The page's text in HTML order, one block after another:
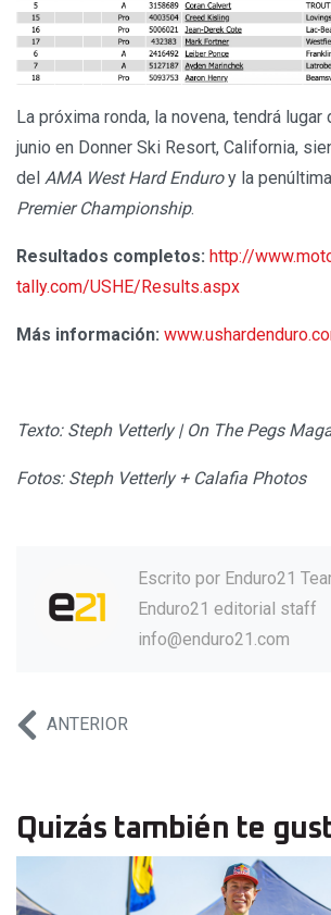
La próxima ronda, la novena, tendrá lugar
junio en Donner Ski Resort, California,
del AMA West Hard Enduroy la
Premier Championship.
Resultados completos: http://
tally.com/USHE/Results.aspx
Más información:
Texto: Steph Vetterly | On The Pegs
Fotos: Steph Vetterly + Calafia Photos
Escrito por Enduro21
Enduro21 editorial staff
info@enduro21.com
ANTERIOR
Quizás también te